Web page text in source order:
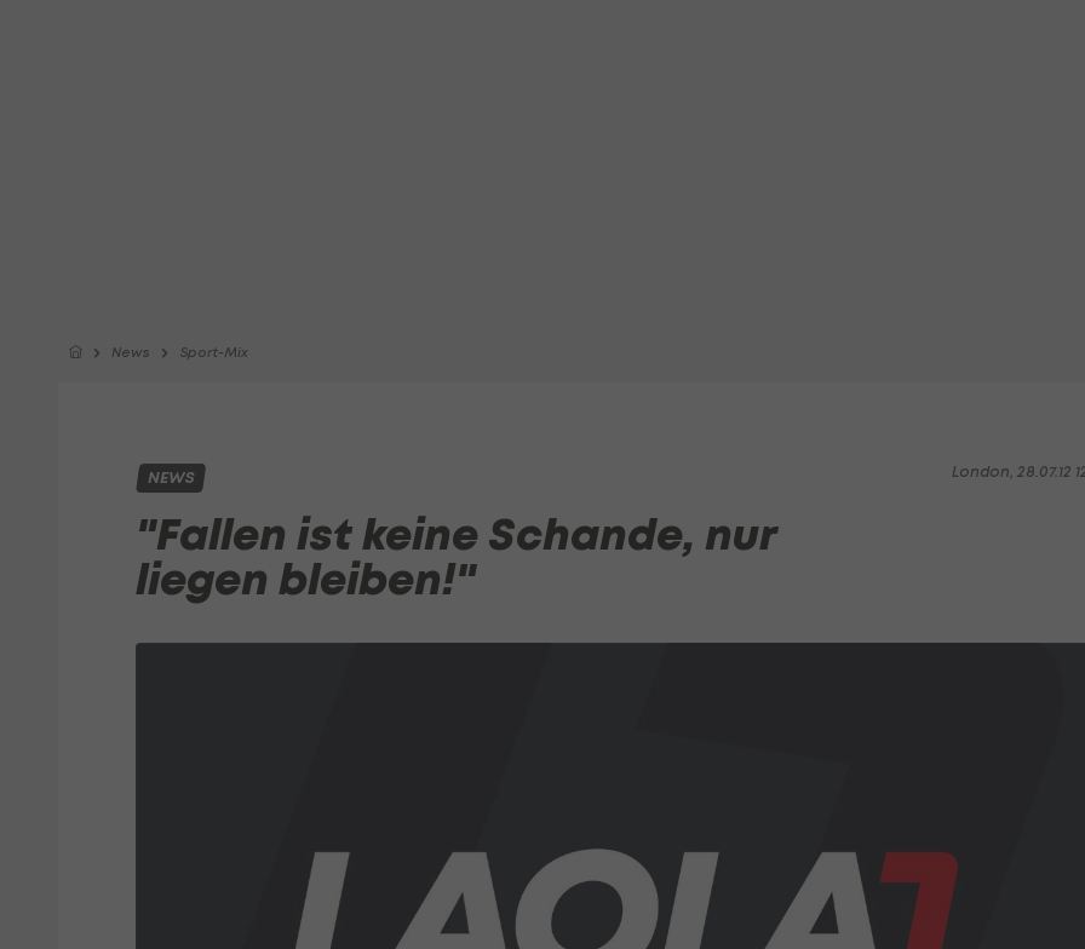
News Sport-Mix
London, 28.07.12
NEWS
"Fallen ist keine Schande, nur
liegen bleiben!"